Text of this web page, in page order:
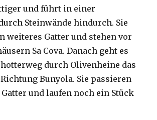
und führt in einer
Steinwände hindurch. Sie
weiteres Gatter und stehen vor
Sa Cova. Danach geht es
durch Olivenheine das
Bunyola. Sie passieren
und laufen noch ein Stück